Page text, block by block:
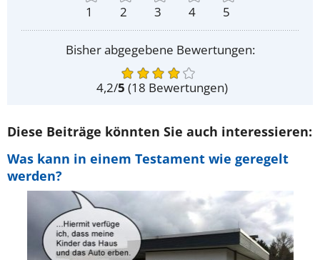
1 2 3 4 5
Bisher abgegebene Bewertungen:
4,2/5 (18 Bewertungen)
Diese Beiträge könnten Sie auch interessieren:
Was kann in einem Testament wie geregelt
werden?